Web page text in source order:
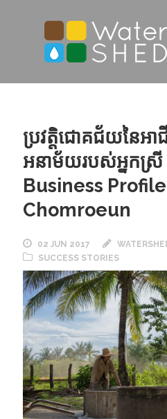
ប្រវត្តិជោគជ័យនៃអា
អនាម័យរបស់អ្នកស្រី
Business
Chomroeun
02 JUN 2017
SUCCESS STORIES